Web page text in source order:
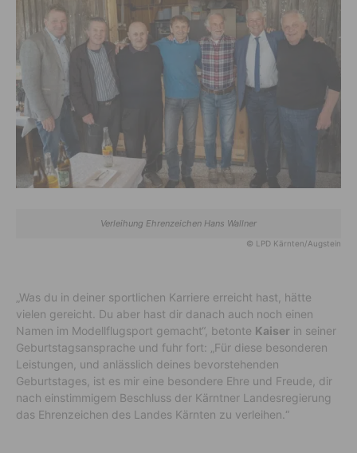
Verleihung Ehrenzeichen Hans Wallner
© LPD Kärnten/Augstein
„Was du in deiner sportlichen Karriere erreicht hast, hätte
vielen gereicht. Du aber hast dir danach auch noch einen
Namen im Modellflugsport gemacht“, betonte Kaiser in seiner
Geburtstagsansprache und fuhr fort: „Für diese besonderen
Leistungen, und anlässlich deines bevorstehenden
Geburtstages, ist es mir eine besondere Ehre und Freude, dir
nach einstimmigem Beschluss der Kärntner Landesregierung
das Ehrenzeichen des Landes Kärnten zu verleihen.“